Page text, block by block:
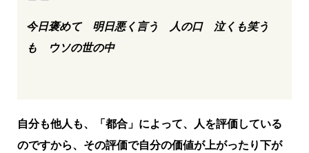
今日褒めて 明日悪く言う 人の口 泣くも笑う
も ウソの世の中
自分も他人も、「都合」によって、人を評価している
のですから、その評価で自分の価値が上がったり下が